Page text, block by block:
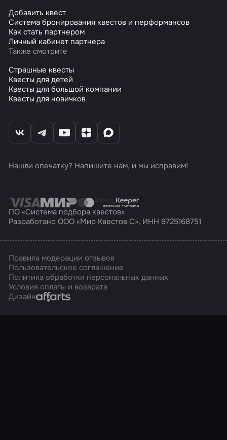
Добавить квест
Система бронирования квестов и перформансов
Как стать партнером
Личный кабинет партнера
Также смотрите
Страшные квесты
Квесты для детей
Квесты для большой компании
Квесты для новичков
Нашли опечатку? Напишите нам, и мы исправим!
ПО «Система подбора квестов»
Разработано ООО «Мир Квестов С», ИНН 9725168751
Правила модерации отзывов
Пользовательское соглашение
Политика обработки персональных данных
Условия оплаты и возврата
ДизайнAffarts